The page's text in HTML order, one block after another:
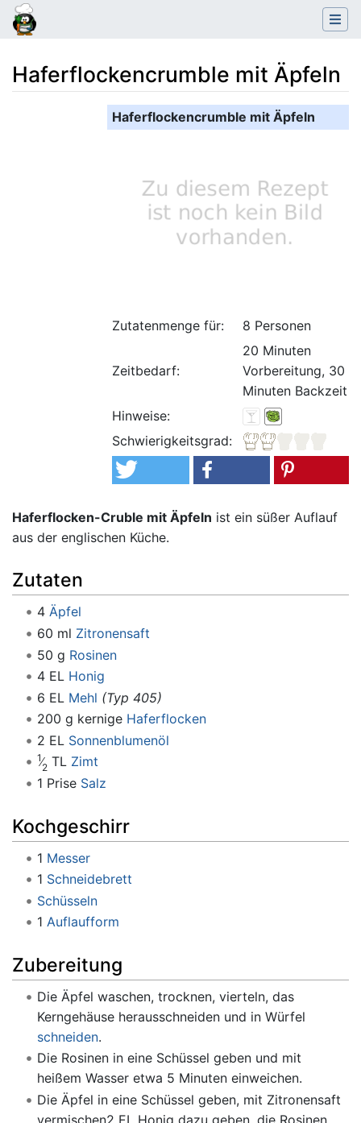
Haferflockencrumble mit Äpfeln
Navigation,Suche
Haferflockencrumble mit Äpfeln
Zutatenmenge für: 8 Personen
Zeitbedarf:
20 Minuten
Vorbereitung, 30
Minuten Backzeit
Hinweise:
Schwierigkeitsgrad:
Haferflocken-Cruble mit Äpfeln ist ein süßer Auflauf
aus der englischen Küche.
Zutaten
4 Äpfel
60 ml Zitronensaft
50 g Rosinen
4 EL Honig
6 EL Mehl (Typ 405)
200 g kernige Haferflocken
2 EL Sonnenblumenöl
1
2TL Zimt
1 Prise Salz
Kochgeschirr
1 Messer
1 Schneidebrett
Schüsseln
1 Auflaufform
Zubereitung
Die Äpfel waschen, trocknen, vierteln, das
Kerngehäuse herausschneiden und in Würfel
schneiden.
Die Rosinen in eine Schüssel geben und mit
heißem Wasser etwa 5 Minuten einweichen.
Die Äpfel in eine Schüssel geben, mit Zitronensaft
vermischen2 EL Honig dazu geben, die Rosinen